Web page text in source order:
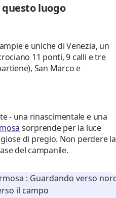
questo luogo
e uniche di Venezia, un
11 ponti, 9 calli e tre
San Marco e
- una rinascimentale e una
sorprende per la luce
di pregio. Non perdere la
del campanile.